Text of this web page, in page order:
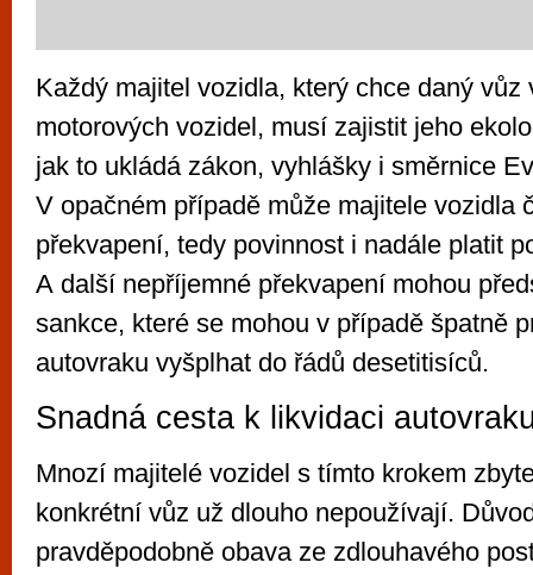
Každý majitel vozidla, který chce daný vůz
motorových vozidel, musí zajistit jeho
jak to ukládá zákon, vyhlášky i směrnice
V opačném případě může majitele vozidla
překvapení, tedy povinnost i nadále platit
A další nepříjemné překvapení mohou
sankce, které se mohou v případě špatně
autovraku vyšplhat do řádů desetitisíců.
Snadná cesta k likvidaci
Mnozí majitelé vozidel s tímto krokem
konkrétní vůz už dlouho nepoužívají.
pravděpodobně obava ze zdlouhavého